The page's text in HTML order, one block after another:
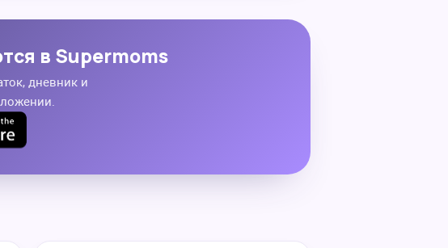
в Supermoms
дневник и